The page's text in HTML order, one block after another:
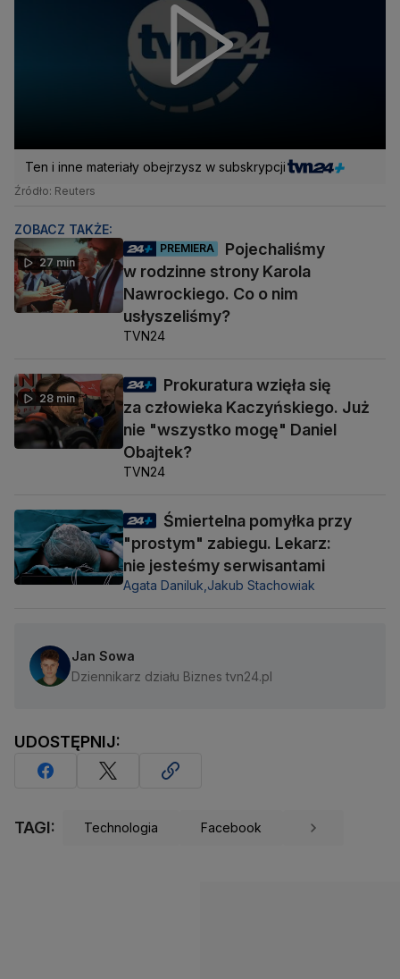
Ten i inne materiały obejrzysz w subskrypcji
Źródło: Reuters
ZOBACZ TAKŻE:
27 min
PREMIERA
Pojechaliśmy
w rodzinne strony Karola
Nawrockiego. Co o nim
usłyszeliśmy?
TVN24
28 min
Prokuratura wzięła się
za człowieka Kaczyńskiego. Już
nie "wszystko mogę" Daniel
Obajtek?
TVN24
Śmiertelna pomyłka przy
"prostym" zabiegu. Lekarz:
nie jesteśmy serwisantami
Agata Daniluk, Jakub Stachowiak
Jan Sowa
Dziennikarz działu Biznes tvn24.pl
UDOSTĘPNIJ:
TAGI: Technologia Facebook